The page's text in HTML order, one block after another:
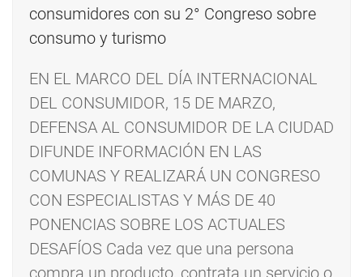
EN EL MARCO DEL DÍA INTERNACIONAL
DEL CONSUMIDOR, 15 DE MARZO,
DEFENSA AL CONSUMIDOR DE LA CIUDAD
DIFUNDE INFORMACIÓN EN LAS
COMUNAS Y REALIZARÁ UN CONGRESO
CON ESPECIALISTAS Y MÁS DE 40
PONENCIAS SOBRE LOS ACTUALES
DESAFÍOS Cada vez que una persona